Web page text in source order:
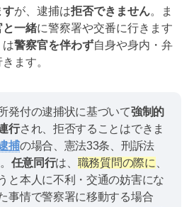
すが、逮捕は拒否できません。ま
と一緒に警察署や交番に行きます
は警察官を伴わず自身や身内・弁
ます。
発付の逮捕状に基づいて強制的
行され、拒否することはできま
捕の場合、憲法33条、刑訴法
任意同行は、 職務質問の際に
と本人に不利・交通の妨害にな
事情で警察署に移動する場合